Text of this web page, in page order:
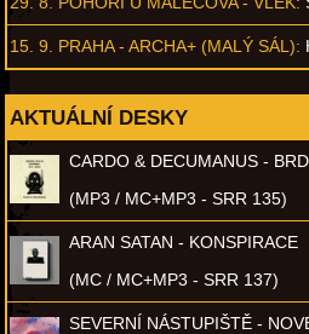
15. 9. PRAHA - ARCHA+ (MALÝ SÁL):
AKTUÁLNÍ DESKY
CARDO & DECUMANUS -
(MP3 / MC+MP3 - SRR 135)
ARAN SATAN - KONSPIRACE
(MC / MC+MP3 - SRR 137)
SEVERNÍ NÁSTUPIŠTĚ -